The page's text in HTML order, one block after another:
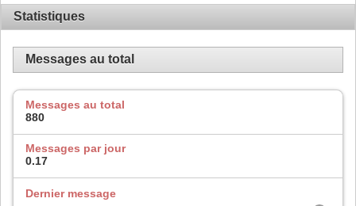
Statistiques
Messages au total
Messages au total
880
Messages par jour
0.17
Dernier message